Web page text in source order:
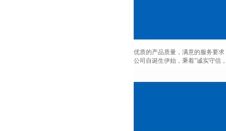
优质的产品质量，满意的服务要
公司自诞生伊始，秉着"诚实守信